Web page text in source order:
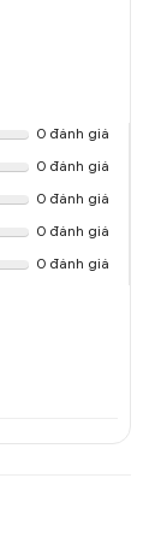
0 đánh giá
0 đánh giá
0 đánh giá
0 đánh giá
0 đánh giá